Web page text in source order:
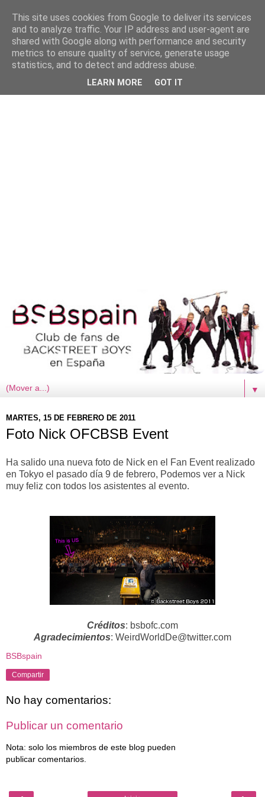
▼
MARTES, 15 DE FEBRERO DE 2011
Foto Nick OFCBSB Event
Ha salido una nueva foto de Nick en el Fan Event realizado
en Tokyo el pasado día 9 de febrero, Podemos ver a Nick
muy feliz con todos los asistentes al evento.
Créditos: bsbofc.com
Agradecimientos: WeirdWorldDe@twitter.com
BSBspain
Compartir
No hay comentarios:
Publicar un comentario
Nota: solo los miembros de este blog pueden
publicar comentarios.
This site uses cookies from Google to deliver its services
and to analyze traffic. Your IP address and user-agent are
shared with Google along with performance and security
metrics to ensure quality of service, generate usage
statistics, and to detect and address abuse.
LEARN MORE GOT IT